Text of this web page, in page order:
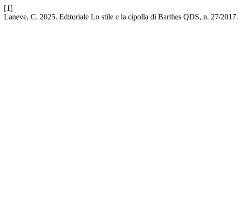
[1]
Laneve, C. 2025. Editoriale Lo stile e la cipolla di Barthes QDS, n. 27/2017.